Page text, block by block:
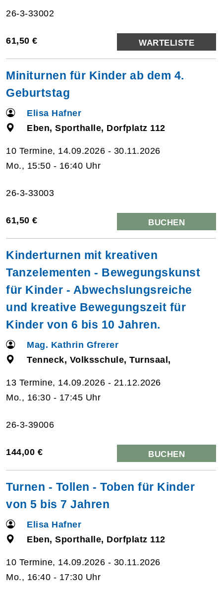
26-3-33002
61,50 € WARTELISTE
Miniturnen für Kinder ab dem 4.
Geburtstag
Elisa Hafner
Eben, Sporthalle, Dorfplatz 112
10 Termine, 14.09.2026 - 30.11.2026
Mo., 15:50 - 16:40 Uhr
26-3-33003
61,50 € BUCHEN
Kinderturnen mit kreativen
Tanzelementen - Bewegungskunst
für Kinder - Abwechslungsreiche
und kreative Bewegungszeit für
Kinder von 6 bis 10 Jahren.
Mag. Kathrin Gfrerer
Tenneck, Volksschule, Turnsaal,
13 Termine, 14.09.2026 - 21.12.2026
Mo., 16:30 - 17:45 Uhr
26-3-39006
144,00 € BUCHEN
Turnen - Tollen - Toben für Kinder
von 5 bis 7 Jahren
Elisa Hafner
Eben, Sporthalle, Dorfplatz 112
10 Termine, 14.09.2026 - 30.11.2026
Mo., 16:40 - 17:30 Uhr